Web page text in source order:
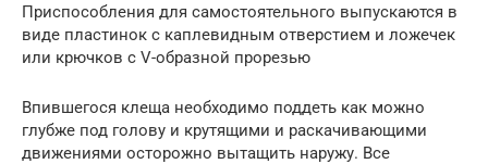
Приспособления для самостоятельного выпускаются в
виде пластинок с каплевидным отверстием и ложечек
или крючков с V-образной прорезью
Впившегося клеща необходимо поддеть как можно
глубже под голову и крутящими и раскачивающими
движениями осторожно вытащить наружу. Все